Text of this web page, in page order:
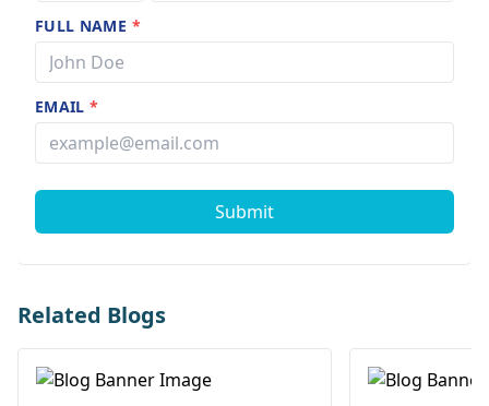
FULL NAME *
EMAIL*
Submit
Related Blogs